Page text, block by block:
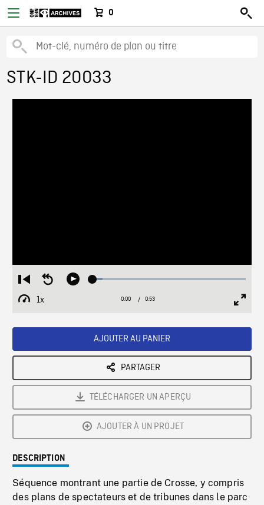
0
STK-ID 20033
Restart
from
beginning
Seek
Play Loaded:
1x
Playback
Current
0:00 / Duration
0:53
AJOUTER AU PANIER
PARTAGER
TÉLÉCHARGER UN APERÇU
AJOUTER À UN PROJET
DESCRIPTION
Séquence montrant une partie de Crosse, y compris
des plans de spectateurs et de tribunes dans le parc